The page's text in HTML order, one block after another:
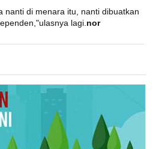
nanti di menara itu, nanti dibuatkan
lagi. nor